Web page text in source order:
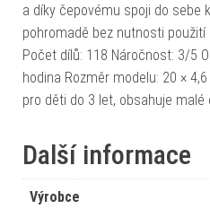
a díky čepovému spoji do sebe
pohromadě bez nutnosti
Počet dílů: 118 Náročnost: 3/5
hodina Rozměr modelu: 20 ×
pro děti do 3 let, obsahuje
Další informace
Výrobce